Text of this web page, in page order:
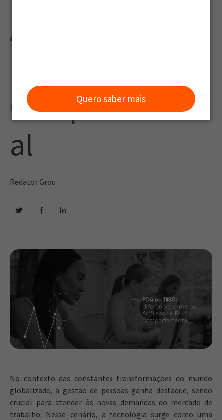
Quero saber mais
Análises de
Comportament
al
Redator Grou
No contexto das constantes transformações do mundo
globalizado, a gestão de pessoas ganha destaque, sendo
crucial para atender às novas demandas do mercado de
trabalho. Nesse cenário, a tecnologia surge como uma